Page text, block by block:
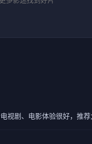
剧、电影体验很好，推荐